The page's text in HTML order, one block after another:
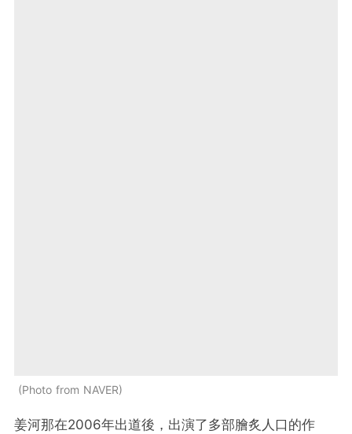
Photo from NAVER
姜河那在2006年出道後，出演了多部膾炙人口的作